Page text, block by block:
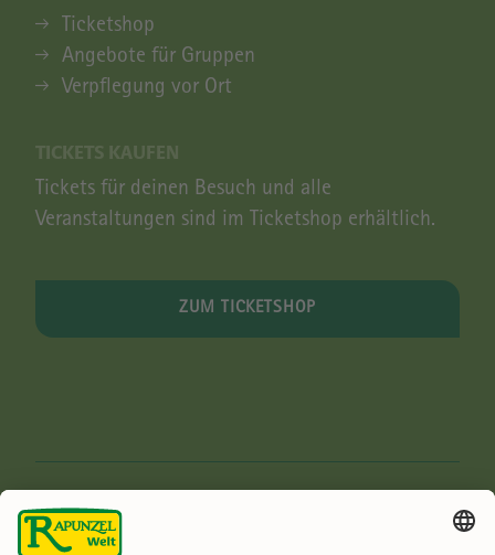
ANGEBOTE & VERANSTALTUNGEN
Ticketshop
Angebote für Gruppen
Verpflegung vor Ort
TICKETS KAUFEN
Tickets für deinen Besuch und alle
Veranstaltungen sind im Ticketshop erhältlich.
ZUM TICKETSHOP